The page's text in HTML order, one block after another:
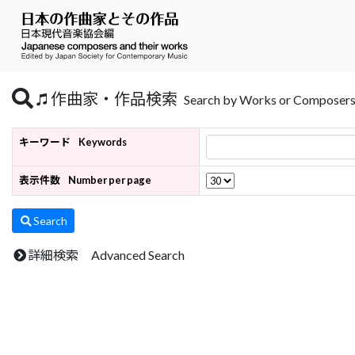
作曲家・作品検索 Search by Works or Composers
キーワード Keywords
表示件数 Number per page
Search
詳細検索 Advanced Search